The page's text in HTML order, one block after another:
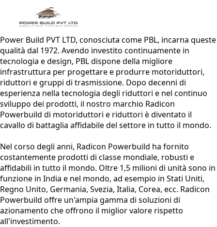
Power Build PVT LTD, conosciuta come PBL, incarna queste
qualità dal 1972. Avendo investito continuamente in
tecnologia e design, PBL dispone della migliore
infrastruttura per progettare e produrre motoriduttori,
riduttori e gruppi di trasmissione. Dopo decenni di
esperienza nella tecnologia degli riduttori e nel continuo
sviluppo dei prodotti, il nostro marchio Radicon
Powerbuild di motoriduttori e riduttori è diventato il
cavallo di battaglia affidabile del settore in tutto il mondo.
Nel corso degli anni, Radicon Powerbuild ha fornito
costantemente prodotti di classe mondiale, robusti e
affidabili in tutto il mondo. Oltre 1,5 milioni di unità sono in
funzione in India e nel mondo, ad esempio in Stati Uniti,
Regno Unito, Germania, Svezia, Italia, Corea, ecc. Radicon
Powerbuild offre un'ampia gamma di soluzioni di
azionamento che offrono il miglior valore rispetto
all'investimento.